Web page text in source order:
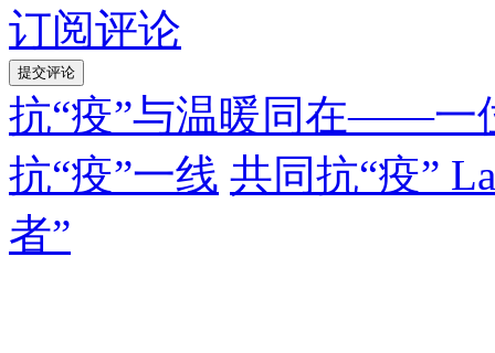
订阅评论
抗“疫”与温暖同在——一
抗“疫”一线 共同抗“疫”
者”